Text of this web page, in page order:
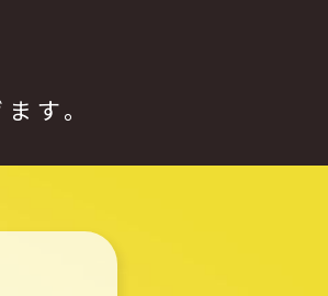
す。